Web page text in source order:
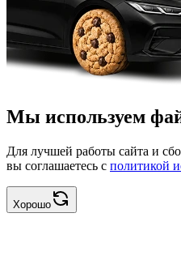
Мы используем
Для лучшей работы сайта и
вы соглашаетесь с политикой
Хорошо